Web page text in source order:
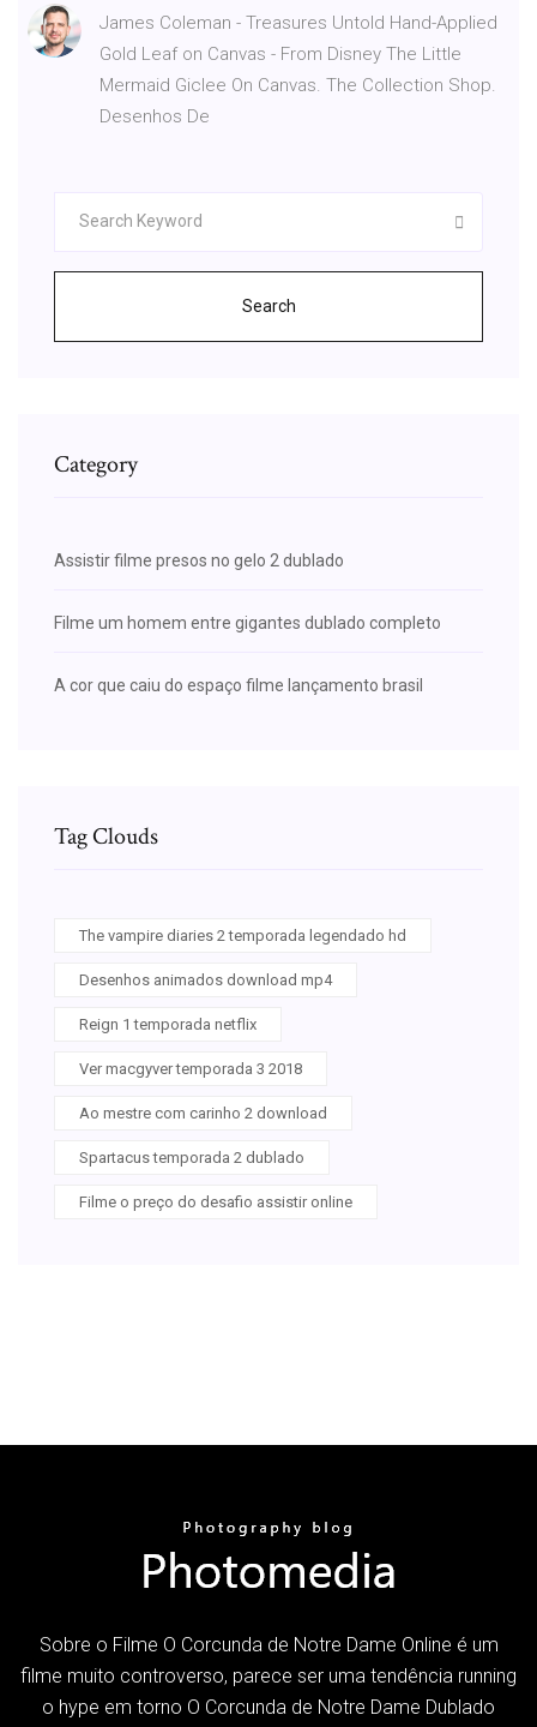
James Coleman - Treasures Untold Hand-Applied
Gold Leaf on Canvas - From Disney The Little
Mermaid Giclee On Canvas. The Collection Shop.
Desenhos De
Search
Category
Assistir filme presos no gelo 2 dublado
Filme um homem entre gigantes dublado completo
A cor que caiu do espaço filme lançamento brasil
Tag Clouds
The vampire diaries 2 temporada legendado hd
Desenhos animados download mp4
Reign 1 temporada netflix
Ver macgyver temporada 3 2018
Ao mestre com carinho 2 download
Spartacus temporada 2 dublado
Filme o preço do desafio assistir online
Sobre o Filme O Corcunda de Notre Dame Online é um
filme muito controverso, parece ser uma tendência running
o hype em torno O Corcunda de Notre Dame Dublado